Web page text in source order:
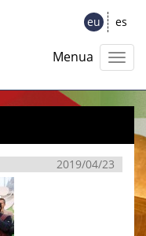
eu es
Menua
2019/04/23